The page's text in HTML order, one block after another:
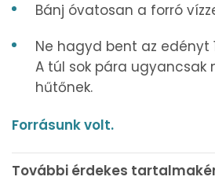
Bánj óvatosan a forró
Ne hagyd bent az edényt
A túl sok pára ugyancsak
hűtőnek.
Forrásunk volt.
További érdekes